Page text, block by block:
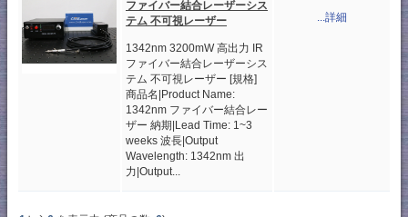
ファイバー結合レーザーシス
テム 不可視レーザー
1342nm 3200mW 高出力 IR
ファイバー結合レーザーシス
テム 不可視レーザー [規格]
商品名|Product Name:
1342nm ファイバー結合レー
ザー 納期|Lead Time: 1~3
weeks 波長|Output
Wavelength: 1342nm 出
力|Output...
...詳細